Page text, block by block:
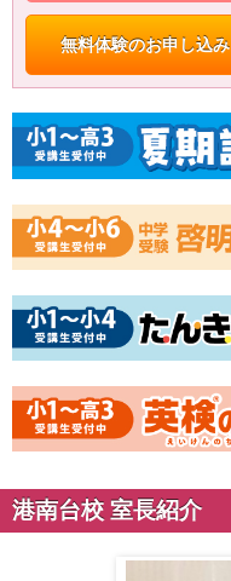
無料体験のお申し込み
港南台校 室長紹介